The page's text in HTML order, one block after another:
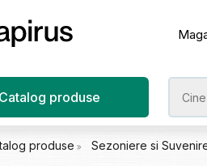
produse
produse Sezoniere si